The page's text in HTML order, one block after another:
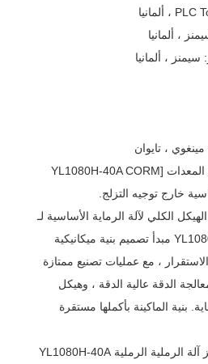
◆ الميزات الرئيسية ومزايا المعدات [YL1080H-40A CORM
الكلي لآلة الرماية الأساسية لـ
YL1080H-40A Core Core Core مبدأ تصميم بنية ميكانيكية
، مع عمليات تصنيع ممتازة
الدقة عالية الدقة ، وهيكل
بنية الماكينة بأكملها مستقرة
◇ الممتازات الممتازة: تتميز آلة الرملية الرملية YL1080H-40A